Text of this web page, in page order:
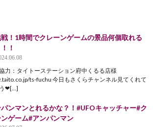
！1時間でクレーンゲームの景品何個取れる
！
力：タイトーステーション府中くるる店様
ts-fuchu 今日もさくらチャンネル見てくれて
❤[…]
ンマンとれるかな？！#UFOキャッチャー#ク
ンゲーム#アンパンマン